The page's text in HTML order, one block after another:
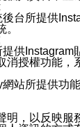
台所提供
供
消授權功能，
站所提供功
明，以反映